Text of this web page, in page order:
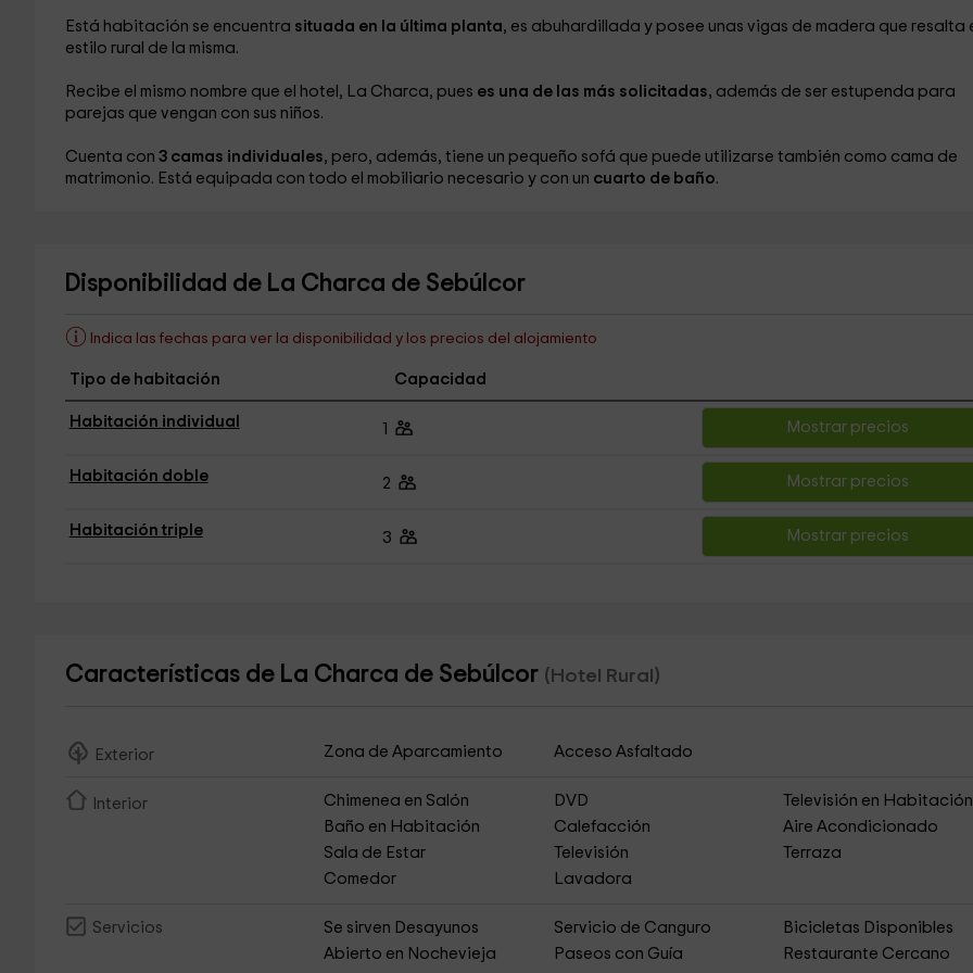
Está habitación se encuentra situada en la última planta, es abuhardillada y posee unas vigas de madera que resalta
estilo rural de la misma.
Recibe el mismo nombre que el hotel, La Charca, pues es una de las más solicitadas, además de ser estupenda para
parejas que vengan con sus niños.
Cuenta con 3 camas individuales, pero, además, tiene un pequeño sofá que puede utilizarse también como cama de
matrimonio. Está equipada con todo el mobiliario necesario y con un cuarto de baño.
Disponibilidad de La Charca de Sebúlcor
Indica las fechas para ver la disponibilidad y los precios del alojamiento
Tipo de habitación Capacidad
Habitación individual 1 Mostrar precios
Habitación doble 2 Mostrar precios
Habitación triple 3 Mostrar precios
Características de La Charca de Sebúlcor (Hotel Rural)
Exterior Zona de Aparcamiento Acceso Asfaltado
Interior Chimenea en Salón DVD
Televisión en Habitación
Baño en Habitación
Calefacción
Aire Acondicionado
Sala de Estar
Televisión
Terraza
Comedor
Lavadora
Servicios Se sirven Desayunos Servicio de Canguro
Bicicletas Disponibles
Abierto en Nochevieja
Paseos con Guía
Restaurante Cercano